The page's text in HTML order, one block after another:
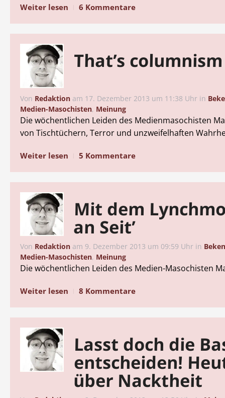
Weiter lesen 6 Kommentare
That’s columnism
Von Redaktion am 17. Dezember 2013 um 11:38 Uhr in
Medien-Masochisten, Meinung
Die wöchentlichen Leiden des Medienmasochisten
von Tischtüchern, Terror und unzweifelhaften
Weiter lesen 5 Kommentare
Mit dem
an Seit’
Von Redaktion am 9. Dezember 2013 um 09:59 Uhr in
Medien-Masochisten, Meinung
Die wöchentlichen Leiden des Medien-Masochisten
Weiter lesen 8 Kommentare
Lasst doch die
entscheiden!
über Nacktheit